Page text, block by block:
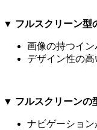
▼ フルスクリーン型
画像の持つイ
デザイン性の
▼ フルスクリーンの
ナビゲーショ